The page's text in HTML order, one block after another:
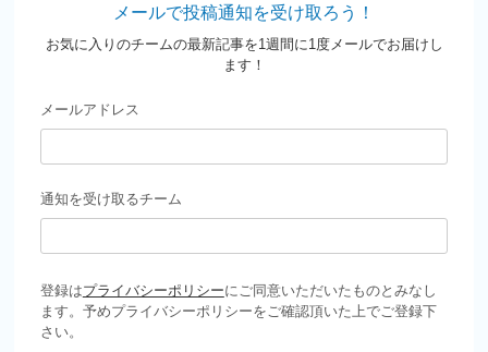
メールで投稿通知を受け取ろう！
お気に入りのチームの最新記事を1週間に1度メールでお届けし
ます！
メールアドレス
通知を受け取るチーム
登録はプライバシーポリシーにご同意いただいたものとみなし
ます。予めプライバシーポリシーをご確認頂いた上でご登録下
さい。